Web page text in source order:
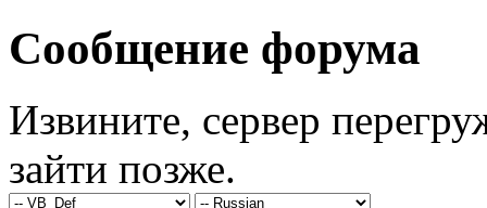
Сообщение форума
Извините, сервер
зайти позже.